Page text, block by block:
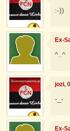
:-))
Ex-
^..^
jozi,
-_-
Ex-